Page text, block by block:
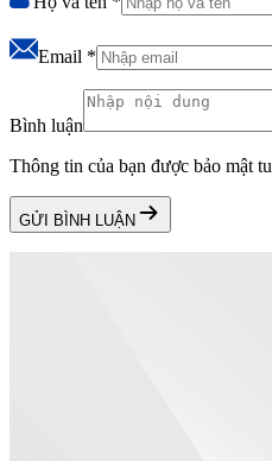
Email *
Bình luận
Thông tin của bạn được bảo mật
GỬI BÌNH LUẬN